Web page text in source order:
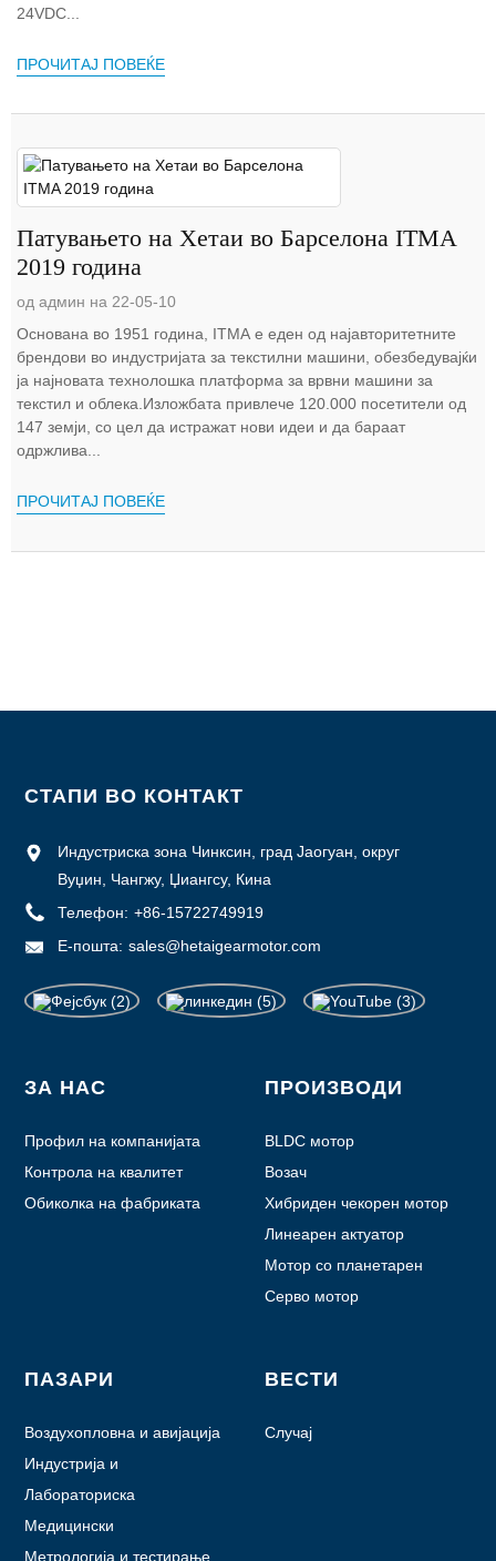
24VDC...
ПРОЧИТАЈ ПОВЕЌЕ
Патувањето на Хетаи во Барселона ITMA
2019 година
од админ на 22-05-10
Основана во 1951 година, ITMA е еден од најавторитетните
брендови во индустријата за текстилни машини, обезбедувајќи
ја најновата технолошка платформа за врвни машини за
текстил и облека.Изложбата привлече 120.000 посетители од
147 земји, со цел да истражат нови идеи и да бараат
одржлива...
ПРОЧИТАЈ ПОВЕЌЕ
СТАПИ ВО КОНТАКТ
Индустриска зона Чинксин, град Јаогуан, округ
Вуџин, Чангжу, Џиангсу, Кина
Телефон: +86-15722749919
Е-пошта: sales@hetaigearmotor.com
ЗА НАС
Профил на компанијата
Контрола на квалитет
Обиколка на фабриката
ПРОИЗВОДИ
BLDC мотор
Возач
Хибриден чекорен мотор
Линеарен актуатор
Мотор со планетарен
менувач
Серво мотор
ПАЗАРИ
Воздухопловна и авијација
Индустрија и
автоматизација
Лабораториска
автоматизација
Медицински
Метрологија и тестирање
ВЕСТИ
Случај